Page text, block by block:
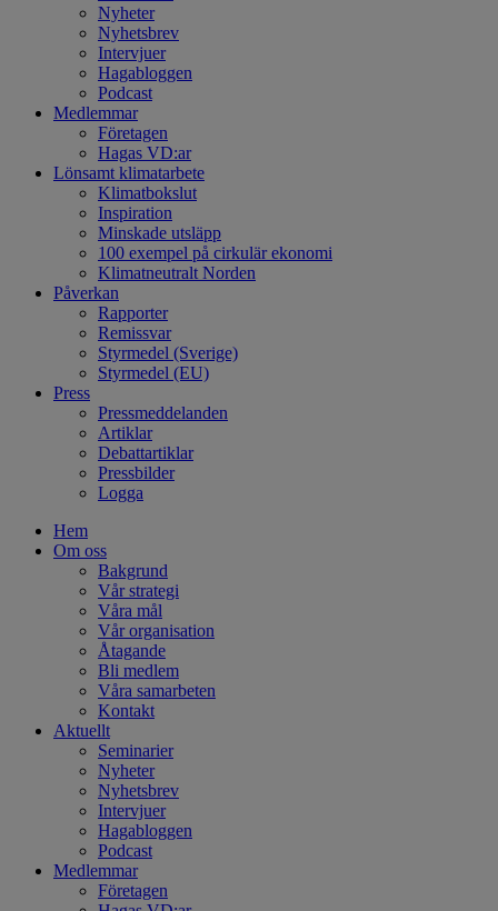
Nyheter
Nyhetsbrev
Intervjuer
Hagabloggen
Podcast
Medlemmar
Företagen
Hagas VD:ar
Lönsamt klimatarbete
Klimatbokslut
Inspiration
Minskade utsläpp
100 exempel på cirkulär ekonomi
Klimatneutralt Norden
Påverkan
Rapporter
Remissvar
Styrmedel (Sverige)
Styrmedel (EU)
Press
Pressmeddelanden
Artiklar
Debattartiklar
Pressbilder
Logga
Hem
Om oss
Bakgrund
Vår strategi
Våra mål
Vår organisation
Åtagande
Bli medlem
Våra samarbeten
Kontakt
Aktuellt
Seminarier
Nyheter
Nyhetsbrev
Intervjuer
Hagabloggen
Podcast
Medlemmar
Företagen